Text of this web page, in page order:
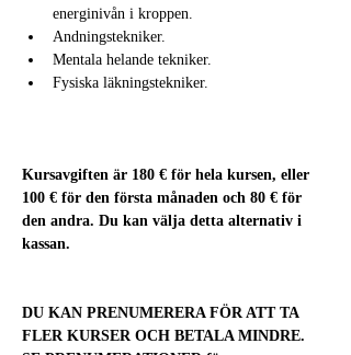
energinivån i kroppen.
Andningstekniker.
Mentala helande tekniker.
Fysiska läkningstekniker.
Kursavgiften är 180 € för hela kursen, eller
100 € för den första månaden och 80 € för
den andra. Du kan välja detta alternativ i
kassan.
DU KAN PRENUMERERA FÖR ATT TA
FLER KURSER OCH BETALA MINDRE.